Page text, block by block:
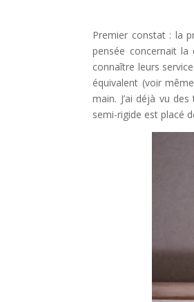
Premier constat : la
pensée concernait la
connaître leurs
équivalent (voir
main. J’ai déjà vu
semi-rigide est placé